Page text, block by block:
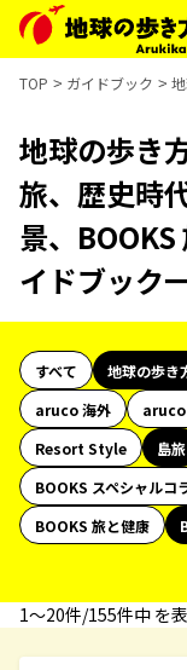
TOP ガイドブック
地球の歩き
旅、歴史時
景、
イドブック
すべて 地球の歩き
aruco 海外
aruco
Resort Style
島旅
BOOKS スペシャルコ
BOOKS 旅と健康
1〜20件/155件中 を